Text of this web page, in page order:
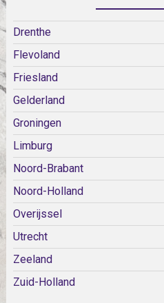
Drenthe
Flevoland
Friesland
Gelderland
Groningen
Limburg
Noord-Brabant
Noord-Holland
Overijssel
Utrecht
Zeeland
Zuid-Holland